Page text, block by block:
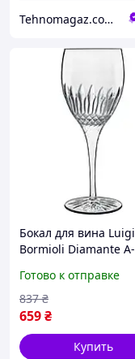
Tehnomagaz.com.ua - это передовой интернет-магазин, специализирующийся на продаже техники
Бокал для вина Luigi
Bormioli Diamante A-
мл
Готово к отправке
659₴
837 ₴
Купить